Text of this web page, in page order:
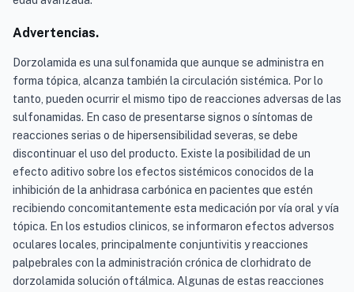
Advertencias.
Dorzolamida es una sulfonamida que aunque se administra en
forma tópica, alcanza también la circulación sistémica. Por lo
tanto, pueden ocurrir el mismo tipo de reacciones adversas de las
sulfonamidas. En caso de presentarse signos o síntomas de
reacciones serias o de hipersensibilidad severas, se debe
discontinuar el uso del producto. Existe la posibilidad de un
efecto aditivo sobre los efectos sistémicos conocidos de la
inhibición de la anhidrasa carbónica en pacientes que estén
recibiendo concomitantemente esta medicación por vía oral y vía
tópica. En los estudios clinicos, se informaron efectos adversos
oculares locales, principalmente conjuntivitis y reacciones
palpebrales con la administración crónica de clorhidrato de
dorzolamida solución oftálmica. Algunas de estas reacciones